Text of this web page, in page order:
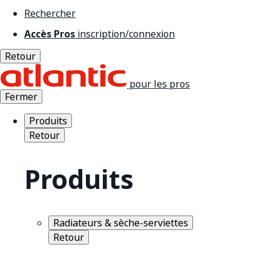
Rechercher
Accès Pros inscription/connexion
Retour
pour les pros
Fermer
Produits
Retour
Produits
Radiateurs & sèche-serviettes
Retour